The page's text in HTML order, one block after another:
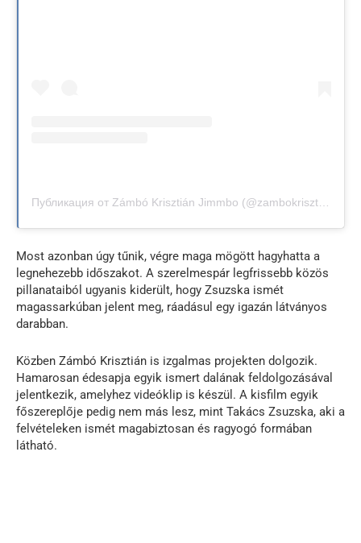
Most azonban úgy tűnik, végre maga mögött hagyhatta a
legnehezebb időszakot. A szerelmespár legfrissebb közös
pillanataiból ugyanis kiderült, hogy Zsuzska ismét
magassarkúban jelent meg, ráadásul egy igazán látványos
darabban.
Közben Zámbó Krisztián is izgalmas projekten dolgozik.
Hamarosan édesapja egyik ismert dalának feldolgozásával
jelentkezik, amelyhez videóklip is készül. A kisfilm egyik
főszereplője pedig nem más lesz, mint Takács Zsuzska, aki a
felvételeken ismét magabiztosan és ragyogó formában
látható.